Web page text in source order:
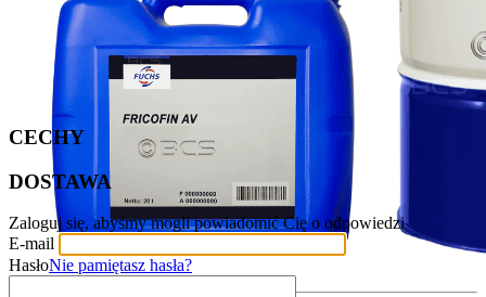
CECHY
DOSTAWA
Zaloguj się, abyśmy mogli powiadomić Cię o odpowiedzi
E-mail
HasłoNie pamiętasz hasła?